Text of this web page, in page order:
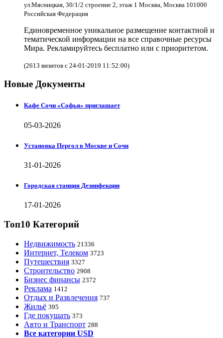
ул.Мясницкая, 30/1/2 строение 2, этаж 1 Москва, Москва 101000
Российская Федерация
Единовременное уникальное размещение контактной и
тематической информации на все справочные ресурсы
Мира. Рекламируйтесь бесплатно или с приоритетом.
(2613 визитов с 24-01-2019 11:52:00)
Новые Документы
Кафе Сочи «Софья» приглашает
05-03-2026
Установка Пергол в Москве и Сочи
31-01-2026
Городская станция Дезинфекции
17-01-2026
Топ10 Категорий
Недвижимость 21336
Интернет, Телеком 3723
Путешествия 3327
Строительство 2908
Бизнес финансы 2372
Реклама 1412
Отдых и Развлечения 737
Жильё 395
Где покушать 373
Авто и Транспорт 288
Все категории USD